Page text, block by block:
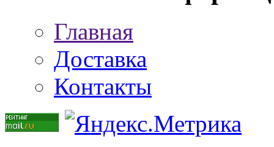
Главная
Доставка
Контакты